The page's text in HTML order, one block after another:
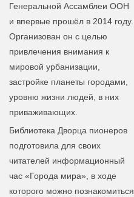
Генеральной Ассамблеи ООН
и впервые прошёл в 2014 году.
Организован он с целью
привлечения внимания к
мировой урбанизации,
застройке планеты городами,
уровню жизни людей, в них
приваживающих.
Библиотека Дворца пионеров
подготовила для своих
читателей информационный
час «Города мира», в ходе
которого можно познакомиться